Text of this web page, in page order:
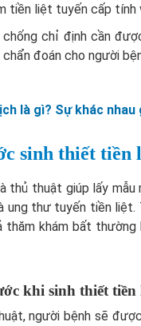
tiền liệt tuyến cấp tính
chỉ định cần
đoán cho người
là gì? Sự khác
sinh thiết tiền
thủ thuật giúp lấy
ung thư tuyến tiền
thăm khám bất
khi sinh thiết tiền
người bệnh sẽ